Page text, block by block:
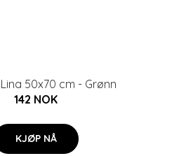
50x70 cm - Grønn
142 NOK
KJØP NÅ